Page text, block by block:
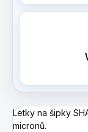
Letky na šipky
micronů.